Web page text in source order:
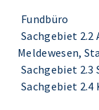
Fundbüro
Sachgebiet 2.2
Meldewesen,
Sachgebiet
Sachgebiet 2.4